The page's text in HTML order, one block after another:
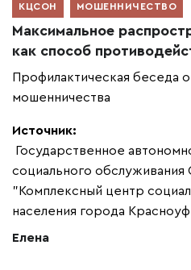
КЦСОН МОШЕННИЧЕСТВО
Максимальное
как способ
Профилактическая беседа
мошенничества
Источник:
Государственное
социального обслуживания
"Комплексный центр
населения города
Елена